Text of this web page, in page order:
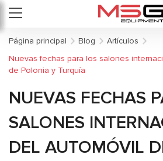
Página principal Blog
Artículos
Nuevas fechas para los salones
de Polonia y Turquía
NUEVAS FECHAS
SALONES
DEL AUTOMÓVIL